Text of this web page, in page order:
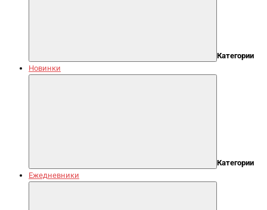
Категории
Новинки
Категории
Ежедневники